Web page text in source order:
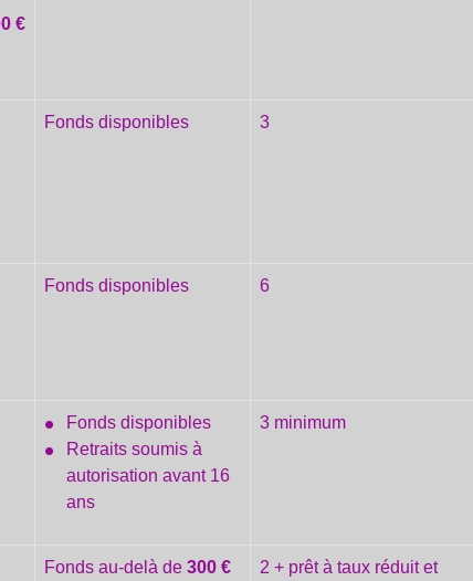
€
Fonds disponibles 3
Fonds disponibles 6
Fonds disponibles
Retraits soumis à
autorisation avant 16
ans
3 minimum
Fonds au-delà de300 €
2 + prêt à taux réduit et